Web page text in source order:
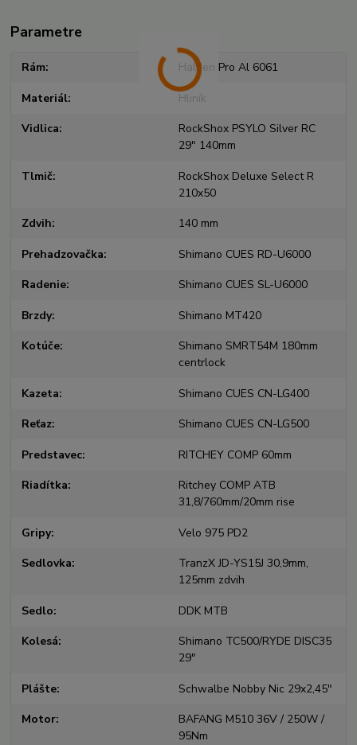
Parametre
Rám Halden Pro Al 6061
Materiál Hliník
Vidlica
RockShox PSYLO Silver RC
29" 140mm
Tlmič
RockShox Deluxe Select R
210x50
Zdvih 140 mm
Prehadzovačka Shimano CUES RD-U6000
Radenie Shimano CUES SL-U6000
Brzdy Shimano MT420
Kotúče
Shimano SMRT54M 180mm
centrlock
Kazeta Shimano CUES CN-LG400
Reťaz Shimano CUES CN-LG500
Predstavec RITCHEY COMP 60mm
Riadítka
Ritchey COMP ATB
31,8/760mm/20mm rise
Gripy Velo 975 PD2
Sedlovka
TranzX JD-YS15J 30,9mm,
125mm zdvih
Sedlo DDK MTB
Kolesá
Shimano TC500/RYDE DISC35
29"
Plášte Schwalbe Nobby Nic 29x2,45"
Motor
BAFANG M510 36V / 250W /
95Nm